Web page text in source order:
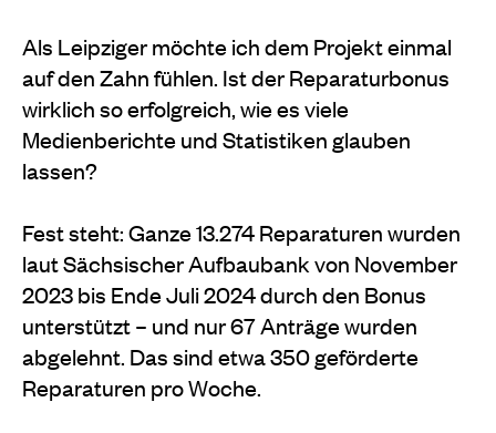
Als Leipziger möchte ich dem Projekt einmal
auf den Zahn fühlen. Ist der Reparaturbonus
wirklich so erfolgreich, wie es viele
Medienberichte und Statistiken glauben
lassen?
Fest steht: Ganze 13.274 Reparaturen wurden
laut Sächsischer Aufbaubank von November
2023 bis Ende Juli 2024 durch den Bonus
unterstützt – und nur 67 Anträge wurden
abgelehnt. Das sind etwa 350 geförderte
Reparaturen pro Woche.